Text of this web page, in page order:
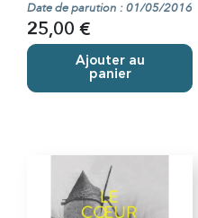
Date de parution : 01/05/2016
25,00 €
Ajouter au
panier